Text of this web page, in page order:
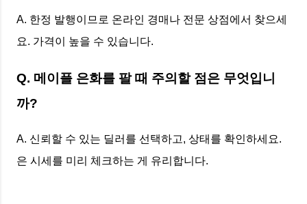
A. 한정 발행이므로 온라인 경매나 전문 상점에서 찾으세
요. 가격이 높을 수 있습니다.
Q. 메이플 은화를 팔 때 주의할 점은 무엇입니
까?
A. 신뢰할 수 있는 딜러를 선택하고, 상태를 확인하세요.
은 시세를 미리 체크하는 게 유리합니다.